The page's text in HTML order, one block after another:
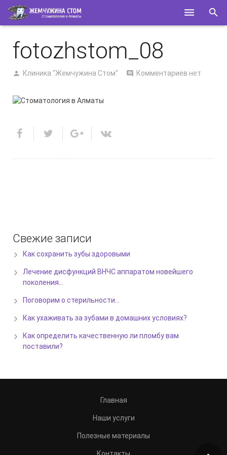
О НАС
КОНТАКТЫ
fotozhstom_08
Клиника "Жемчужина Стом" Комментариев нет
Свежие записи
Как сохранить зубы здоровыми
Лечение дисфункций ВНЧС аппаратом новейшего
поколения…
Поговорим о стерильности…
Как ухаживать за зубами в домашних условиях?
Как определить качественную ли пломбу вам
поставили?
Главная
Наши услуги
Полезные материалы